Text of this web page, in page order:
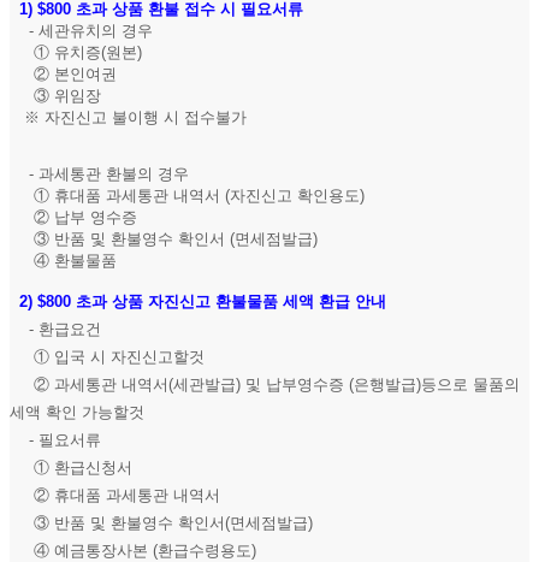
1) $800 초과 상품 환불 접수 시 필요서류
- 세관유치의 경우
① 유치증(원본)
② 본인여권
③ 위임장
※ 자진신고 불이행 시 접수불가
- 과세통관 환불의 경우
① 휴대품 과세통관 내역서 (자진신고 확인용도)
② 납부 영수증
③ 반품 및 환불영수 확인서 (면세점발급)
④ 환불물품
2) $800 초과 상품 자진신고 환불물품 세액 환급 안내
- 환급요건
① 입국 시 자진신고할것
② 과세통관 내역서(세관발급) 및 납부영수증 (은행발급)등으로 물품의
세액 확인 가능할것
- 필요서류
① 환급신청서
② 휴대품 과세통관 내역서
③ 반품 및 환불영수 확인서(면세점발급)
④ 예금통장사본 (환급수령용도)